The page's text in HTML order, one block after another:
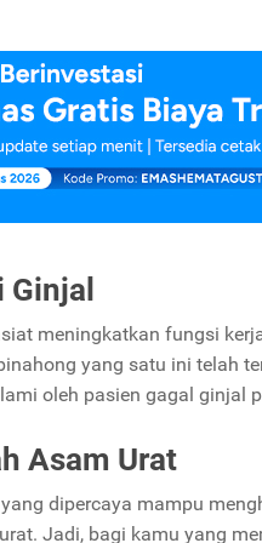
meningkatkan fungsi
yang satu ini telah
oleh pasien gagal ginjal
Asam Urat
dipercaya mampu
Jadi, bagi kamu yang